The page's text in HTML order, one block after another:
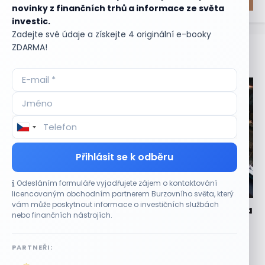
novinky z finančních trhů a informace ze světa
investic.
Zadejte své údaje a získejte 4 originální e-booky
ZDARMA!
Přihlásit se k odběru
Odesláním formuláře vyjadřujete zájem o kontaktování
licencovaným obchodním partnerem Burzovního světa, který
vám může poskytnout informace o investičních službách
nebo finančních nástrojích.
PARTNEŘI:
Aktuální
CO HÝBE TRHEM
Technologický obrat přidal indexu Nasdaq 100 za
čtyři dny 3,5 bilionu dolarů